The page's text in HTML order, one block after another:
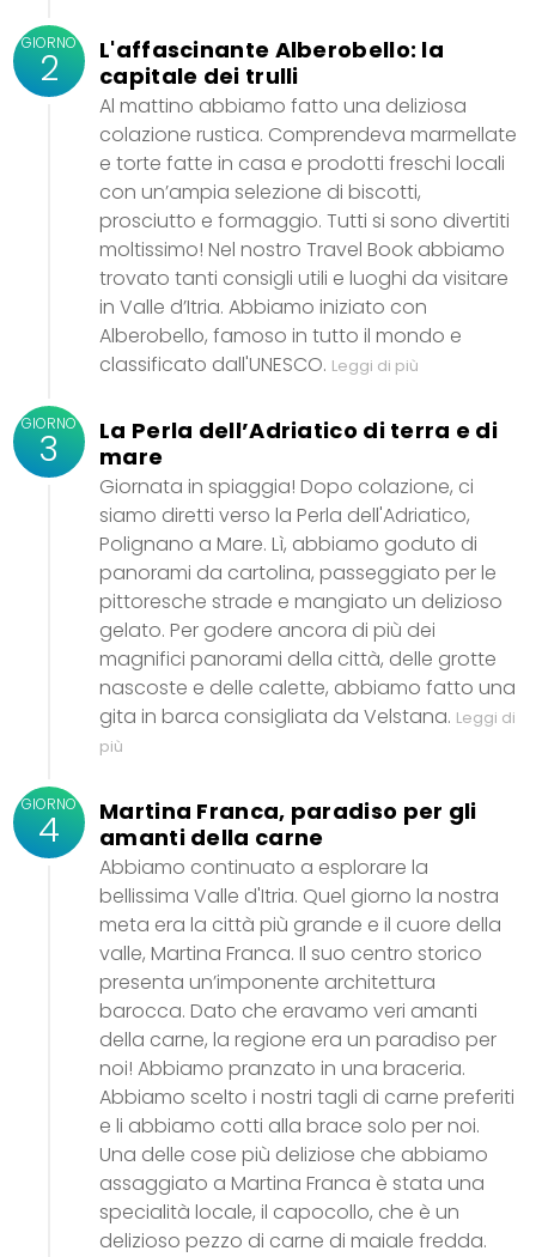
GIORNO
2
L'affascinante Alberobello: la
capitale dei trulli
Al mattino abbiamo fatto una deliziosa
colazione rustica. Comprendeva marmellate
e torte fatte in casa e prodotti freschi locali
con un’ampia selezione di biscotti,
prosciutto e formaggio. Tutti si sono divertiti
moltissimo! Nel nostro Travel Book abbiamo
trovato tanti consigli utili e luoghi da visitare
in Valle d’Itria. Abbiamo iniziato con
Alberobello, famoso in tutto il mondo e
classificato dall'UNESCO. Leggi di più
GIORNO
3
La Perla dell’Adriatico di terra e di
mare
Giornata in spiaggia! Dopo colazione, ci
siamo diretti verso la Perla dell'Adriatico,
Polignano a Mare. Lì, abbiamo goduto di
panorami da cartolina, passeggiato per le
pittoresche strade e mangiato un delizioso
gelato. Per godere ancora di più dei
magnifici panorami della città, delle grotte
nascoste e delle calette, abbiamo fatto una
gita in barca consigliata da Velstana. Leggi di
più
GIORNO
4
Martina Franca, paradiso per gli
amanti della carne
Abbiamo continuato a esplorare la
bellissima Valle d'Itria. Quel giorno la nostra
meta era la città più grande e il cuore della
valle, Martina Franca. Il suo centro storico
presenta un’imponente architettura
barocca. Dato che eravamo veri amanti
della carne, la regione era un paradiso per
noi! Abbiamo pranzato in una braceria.
Abbiamo scelto i nostri tagli di carne preferiti
e li abbiamo cotti alla brace solo per noi.
Una delle cose più deliziose che abbiamo
assaggiato a Martina Franca è stata una
specialità locale, il capocollo, che è un
delizioso pezzo di carne di maiale fredda.